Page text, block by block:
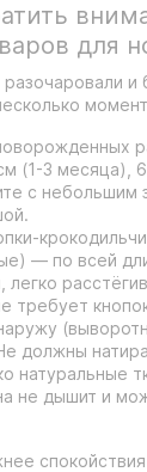
для
и
(1-3 месяца),
с небольшим
— по всей
легко
требует
должны
натуральные
не дышит и